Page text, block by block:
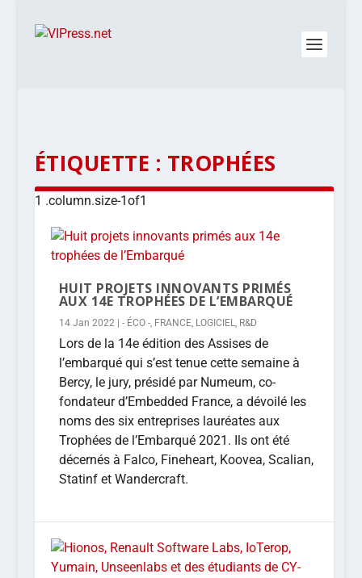
ÉTIQUETTE : TROPHÉES
HUIT PROJETS INNOVANTS PRIMÉS
AUX 14E TROPHÉES DE L’EMBARQUÉ
14 Jan 2022| - ÉCO -, FRANCE, LOGICIEL, R&D
Lors de la 14e édition des Assises de
l’embarqué qui s’est tenue cette semaine à
Bercy, le jury, présidé par Numeum, co-
fondateur d’Embedded France, a dévoilé les
noms des six entreprises lauréates aux
Trophées de l’Embarqué 2021. Ils ont été
décernés à Falco, Fineheart, Koovea, Scalian,
Statinf et Wandercraft.